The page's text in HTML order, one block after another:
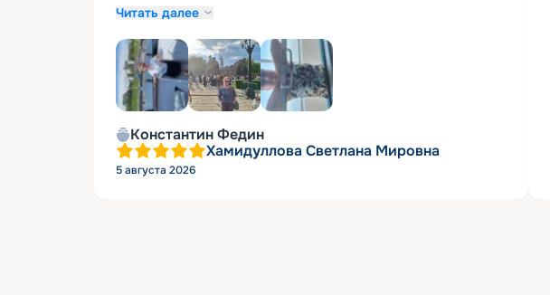
Читать далее
Константин Федин
Хамидуллова Светлана Мировна
5 августа 2026